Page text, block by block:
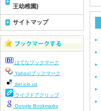
王幼稚園)
サイトマップ
はてなブックマーク
Yahoo!ブックマーク
del.icio.us
ライブドアクリップ
Google Bookmarks